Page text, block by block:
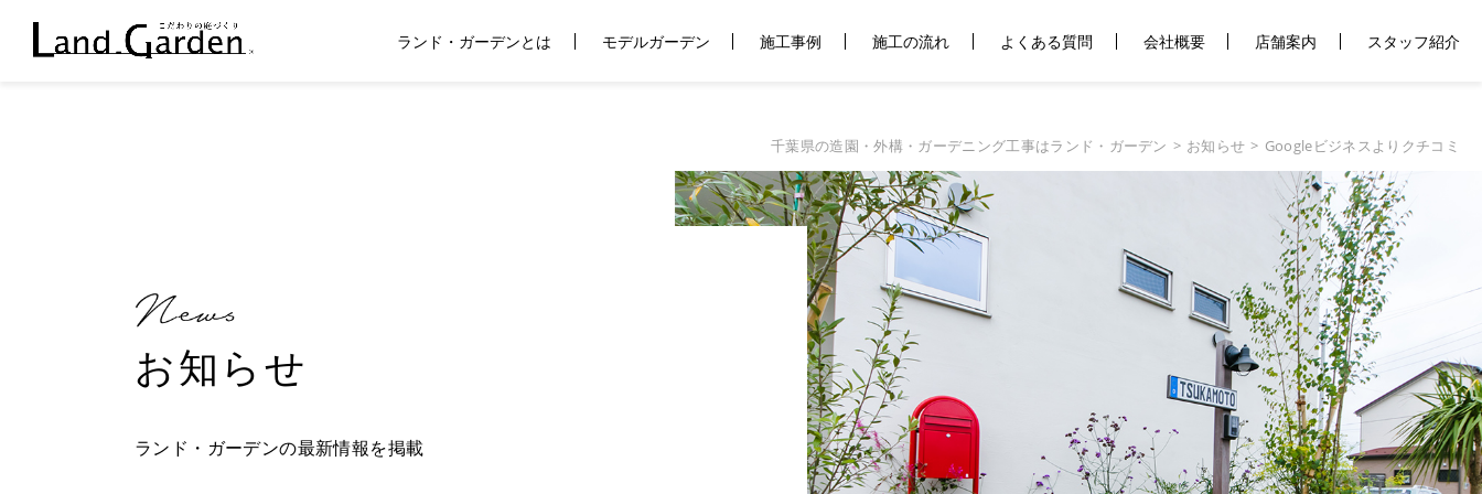
ランド・ガーデンとは モデルガーデン 施工事例 施工の流れ よくある質問 会社概要 店舗案内 スタッフ紹介
千葉県の造園・外構・ガーデニング工事はランド・ガーデン お知らせ Googleビジネスよりクチコミ
お知らせ
ランド・ガーデンの最新情報を掲載